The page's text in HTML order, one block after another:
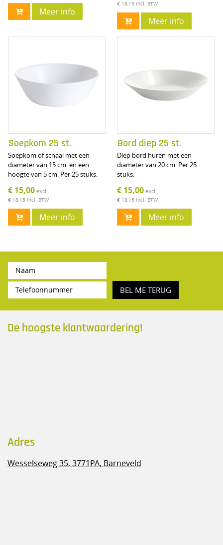
Meer info
€ 18,15 incl. BTW
Meer info
Soepkom 25 st.
Soepkom of schaal met een
diameter van 15 cm. en een
hoogte van 5 cm. Per 25 stuks.
€ 15,00 excl.
€ 18,15 incl. BTW
Meer info
Bord diep 25 st.
Diep bord huren met een
diameter van 20 cm. Per 25
stuks.
€ 15,00 excl.
€ 18,15 incl. BTW
Meer info
BEL ME TERUG
De hoogste klantwaardering!
Adres
Wesselseweg 35, 3771PA, Barneveld